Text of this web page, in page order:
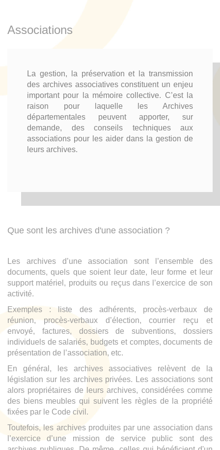
Associations
La gestion, la préservation et la transmission
des archives associatives constituent un enjeu
important pour la mémoire collective. C’est la
raison pour laquelle les Archives
départementales peuvent apporter, sur
demande, des conseils techniques aux
associations pour les aider dans la gestion de
leurs archives.
Que sont les archives d'une association ?
Les archives d’une association sont l’ensemble des
documents, quels que soient leur date, leur forme et leur
support matériel, produits ou reçus dans l’exercice de son
activité.
Exemples : liste des adhérents, procès-verbaux de
réunion, procès-verbaux d’élection, courrier reçu et
envoyé, factures, dossiers de subventions, dossiers
individuels de salariés, budgets et comptes, documents de
présentation de l’association, etc.
En général, les archives associatives relèvent de la
législation sur les archives privées. Les associations sont
alors propriétaires de leurs archives, considérées comme
des biens meubles qui suivent les règles de la propriété
fixées par le Code civil.
Toutefois, les archives produites par une association dans
l’exercice d’une mission de service public sont des